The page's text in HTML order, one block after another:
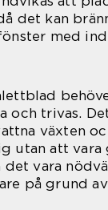
det kan
med
och trivas.
växten
utan att vara
det vara
på grund